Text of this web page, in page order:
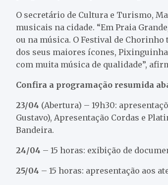
O secretário de Cultura e Turismo,
musicais na cidade. “Em Praia
ou na música. O Festival de
dos seus maiores ícones,
com muita música de qualidade”,
Confira a programação resumida
23/04 (Abertura) – 19h30:
Gustavo), Apresentação Cordas e
Bandeira.
24/04 – 15 horas: exibição de
25/04 – 15 horas: apresentação aos